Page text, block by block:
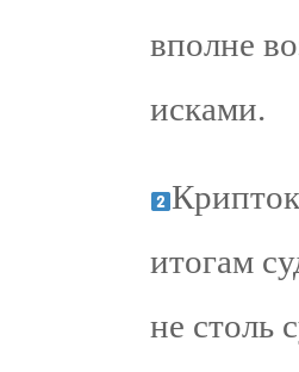
вполне
исками.
итогам
не столь